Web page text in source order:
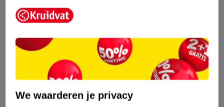
over dit geneesmiddel? Bel dan onze klantenservice en vraag naar
telefoonnummer 0318 798 000 (tegen lokaal tarief). Wij zijn
telefonisch bereikbaar van maandag t/m vrijdag van 9.30 uur tot
17.30 uur en zaterdag van 13.00 uur tot 17.00 uur. Op zon- en
feestdagen gesloten.Onze livechat
is bereikbaar van maandag t/m
vrijdag van 9.00 uur tot 17.30 uur. Weekenden en feestdagen
gesloten. Wij adviseren niet verder te gaan met de bestelling van
We waarderen je privacy